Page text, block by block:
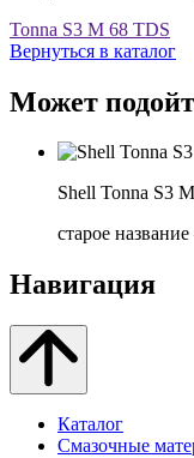
Tonna S3 M 68 TDS
Вернуться в каталог
Может
Shell Tonna S3
старое
Навигация
Каталог
Смазочные